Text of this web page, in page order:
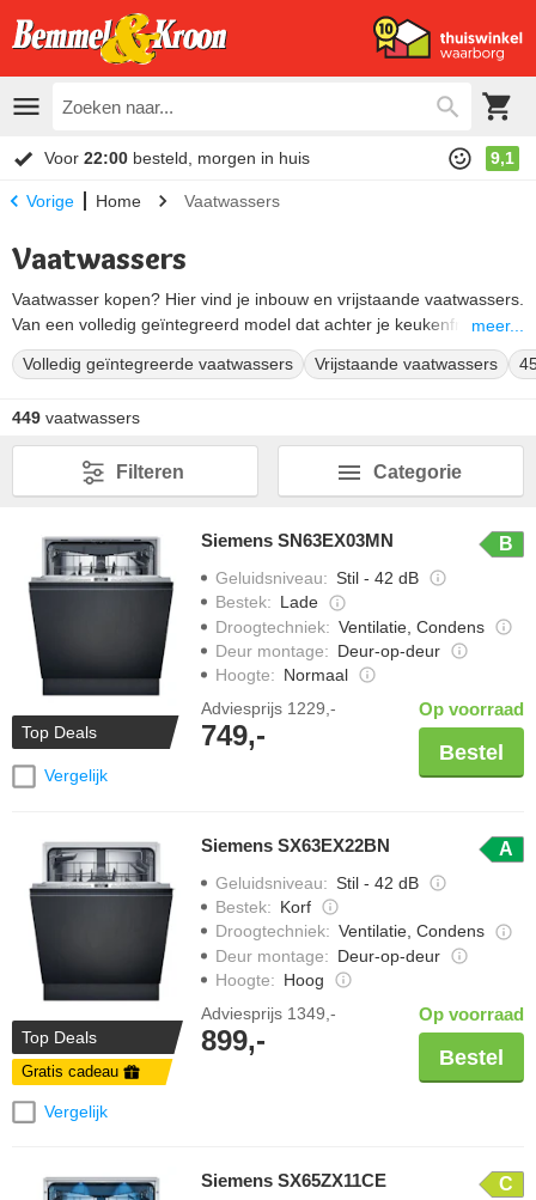
Voor 22:00 besteld, morgen in huis 9,1
Vorige Home Vaatwassers
Vaatwassers
Vaatwasser kopen? Hier vind je inbouw en vrijstaande vaatwassers.
Van een volledig geïntegreerd model dat achter je keukenfront
verdwijnt tot een vrijstaande afwasmachine. Vergelijk op nismaat,
aantal couverts, geluidsniveau en energielabel, en kies wat bij jouw
vaatwassers
vaatwassers
ofBeko vaatwassers
. Twijfel je over de nismaat? Onze
meer...
Volledig geïntegreerde vaatwassers Vrijstaande vaatwassers
449 vaatwassers
Categorie
Filteren
Top Deals
Vergelijk
Siemens SN63EX03MN B
Geluidsniveau: Stil - 42 dB
Bestek: Lade
Droogtechniek: Ventilatie, Condens
Deur montage: Deur-op-deur
Hoogte: Normaal
Adviesprijs 1229,-
749,-
Op voorraad
Bestel
Top Deals
Gratis cadeau
Vergelijk
Siemens SX63EX22BN A
Geluidsniveau: Stil - 42 dB
Bestek: Korf
Droogtechniek: Ventilatie, Condens
Deur montage: Deur-op-deur
Hoogte: Hoog
Adviesprijs 1349,-
899,-
Op voorraad
Bestel
Siemens SX65ZX11CE C